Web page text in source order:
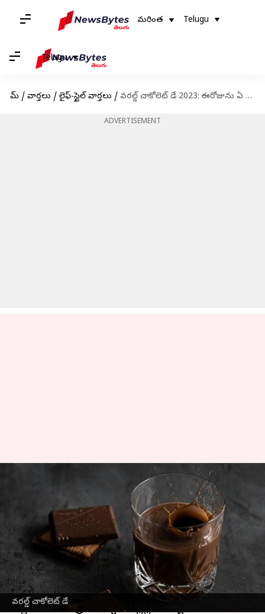
మరింత Telugu
Telugu
హోమ్ / వార్తలు / లైఫ్-స్టైల్ వార్తలు / వరల్డ్ చాకోలెట్ డే 2023: ఈరోజును ఏ విధంగా సెలెబ్రేట్ చేసుకోవాలో తెలుసుకోండి
ADVERTISEMENT
వరల్డ్ చాకోలెట్ డే
వరల్డ్ చాకోలెట్ డే 2023: ఈరోజును ఏ
విధంగా సెలెబ్రేట్ చేసుకోవాలో
తెలుసుకోండి
Sriram Pranateja Jul 07, 2023 11:09 am
ఈ వార్తాకథనం ఏంటి
చాక్లెట్స్ అంటే అందరికీ ఇష్టమే. చిన్నపిల్లల దగ్గరి నుండి